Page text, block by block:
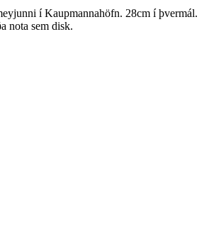
í Kaupmannahöfn. 28cm í þvermál.
nota sem disk.